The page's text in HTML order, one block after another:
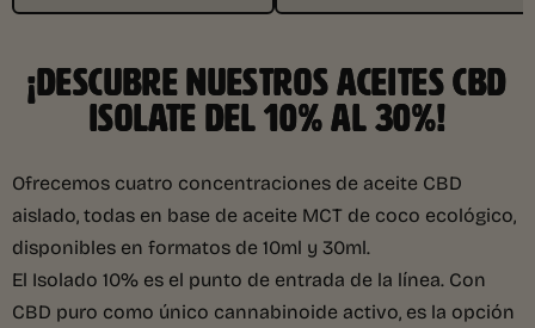
¡DESCUBRE NUESTROS ACEITES CBD
ISOLATE DEL 10% AL 30%!
Ofrecemos cuatro concentraciones de aceite CBD
aislado, todas en base de aceite MCT de coco ecológico,
disponibles en formatos de 10ml y 30ml.
El Isolado 10% es el punto de entrada de la línea. Con
CBD puro como único cannabinoide activo, es la opción